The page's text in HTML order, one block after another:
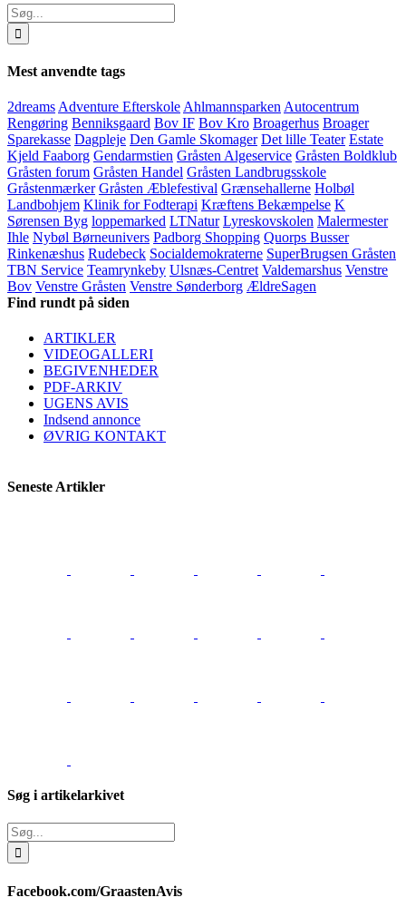
Søg
efter:
Mest anvendte tags
2dreams Adventure Efterskole Ahlmannsparken Autocentrum
Rengøring Benniksgaard Bov IF Bov Kro Broagerhus Broager
Sparekasse Dagpleje Den Gamle Skomager Det lille Teater Estate
Kjeld Faaborg Gendarmstien Gråsten Algeservice Gråsten Boldklub
Gråsten forum Gråsten Handel Gråsten Landbrugsskole
Gråstenmærker Gråsten Æblefestival Grænsehallerne Holbøl
Landbohjem Klinik for Fodterapi Kræftens Bekæmpelse K
Sørensen Byg loppemarked LTNatur Lyreskovskolen Malermester
Ihle Nybøl Børneunivers Padborg Shopping Quorps Busser
Rinkenæshus Rudebeck Socialdemokraterne SuperBrugsen Gråsten
TBN Service Teamrynkeby Ulsnæs-Centret Valdemarshus Venstre
Bov Venstre Gråsten Venstre Sønderborg ÆldreSagen
Find rundt på siden
ARTIKLER
VIDEOGALLERI
BEGIVENHEDER
PDF-ARKIV
UGENS AVIS
Indsend annonce
ØVRIG KONTAKT
Seneste Artikler
Søg i artikelarkivet
Søg
efter:
Facebook.com/GraastenAvis